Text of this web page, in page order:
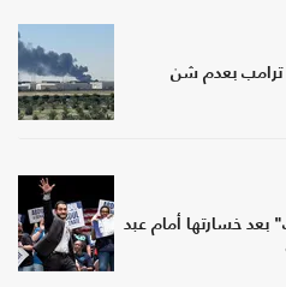
ترامب بعدم شن
بعد خسارتها أمام عبد